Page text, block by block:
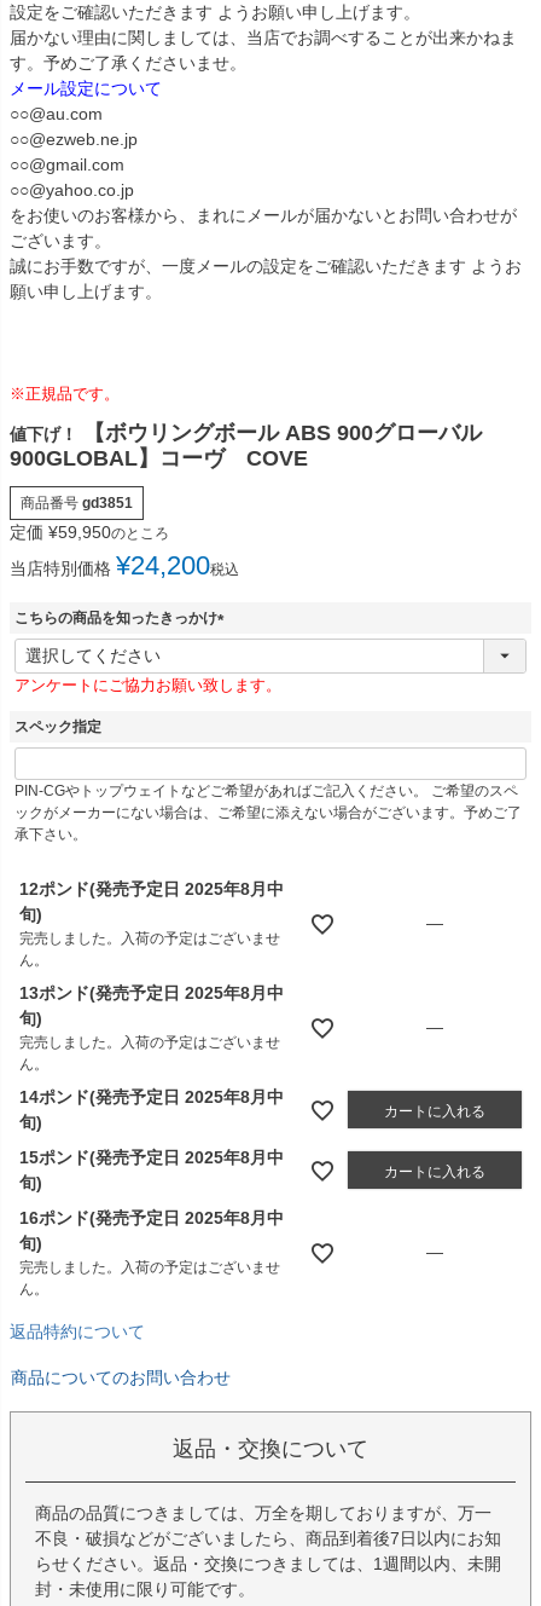
設定をご確認いただきます ようお願い申し上げます。
届かない理由に関しましては、当店でお調べすることが出来かねま
す。予めご了承くださいませ。
メール設定について
○○@au.com
○○@ezweb.ne.jp
○○@gmail.com
○○@yahoo.co.jp
をお使いのお客様から、まれにメールが届かないとお問い合わせが
ございます。
誠にお手数ですが、一度メールの設定をご確認いただきます ようお
願い申し上げます。
※正規品です。
値下げ！
【ボウリングボール ABS 900グローバル
900GLOBAL】コーヴ COVE
商品番号 gd3851
定価 ¥59,950のところ
当店特別価格 ¥24,200税込
こちらの商品を知ったきっかけ
(
須
アンケートにご協力お願い致します。
スペック指定
PIN-CGやトップウェイトなどご希望があればご記入ください。 ご希望のスペ
ックがメーカーにない場合は、ご希望に添えない場合がございます。予めご了
承下さい。
12ポンド(発売予定日 2025年8月中
旬)
完売しました。入荷の予定はございませ
ん。
—
13ポンド(発売予定日 2025年8月中
旬)
完売しました。入荷の予定はございませ
ん。
—
14ポンド(発売予定日 2025年8月中
旬)
カートに入れる
15ポンド(発売予定日 2025年8月中
旬)
カートに入れる
16ポンド(発売予定日 2025年8月中
旬)
完売しました。入荷の予定はございませ
ん。
—
返品特約について
商品についてのお問い合わせ
返品・交換について
商品の品質につきましては、万全を期しておりますが、万一
不良・破損などがございましたら、商品到着後7日以内にお知
らせください。返品・交換につきましては、1週間以内、未開
封・未使用に限り可能です。